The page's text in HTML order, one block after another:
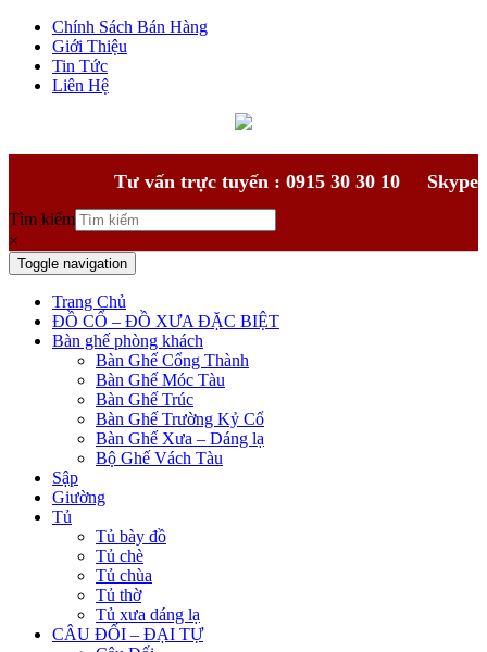
Chính Sách Bán Hàng
Giới Thiệu
Tin Tức
Liên Hệ
Tư vấn trực tuyến : 0915 30 30 10 Skype
Tìm kiếm
×
Toggle navigation
Trang Chủ
ĐỒ CỔ – ĐỒ XƯA ĐẶC BIỆT
Bàn ghế phòng khách
Bàn Ghế Cổng Thành
Bàn Ghế Móc Tàu
Bàn Ghế Trúc
Bàn Ghế Trường Kỷ Cổ
Bàn Ghế Xưa – Dáng lạ
Bộ Ghế Vách Tàu
Sập
Giường
Tủ
Tủ bày đồ
Tủ chè
Tủ chùa
Tủ thờ
Tủ xưa dáng lạ
CÂU ĐỐI – ĐẠI TỰ